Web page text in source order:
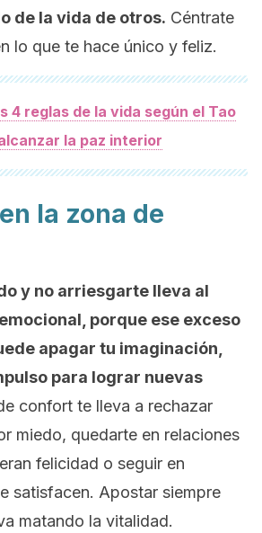
de la vida de otros. Céntrate
lo que te hace único y feliz.
4 reglas de la vida según el Tao
la paz interior
la zona de
y no arriesgarte lleva al
porque ese exceso
apagar tu imaginación,
para lograr nuevas
confort te lleva a rechazar
miedo, quedarte en relaciones
felicidad o seguir en
satisfacen. Apostar siempre
matando la vitalidad.